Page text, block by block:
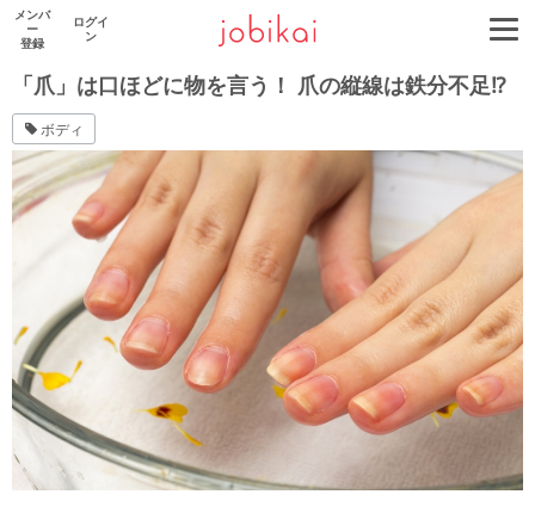
メンバ
ー
登録
ログイ
ン
「爪」は口ほどに物を言う！ 爪の縦線は鉄分不足⁉
ボディ